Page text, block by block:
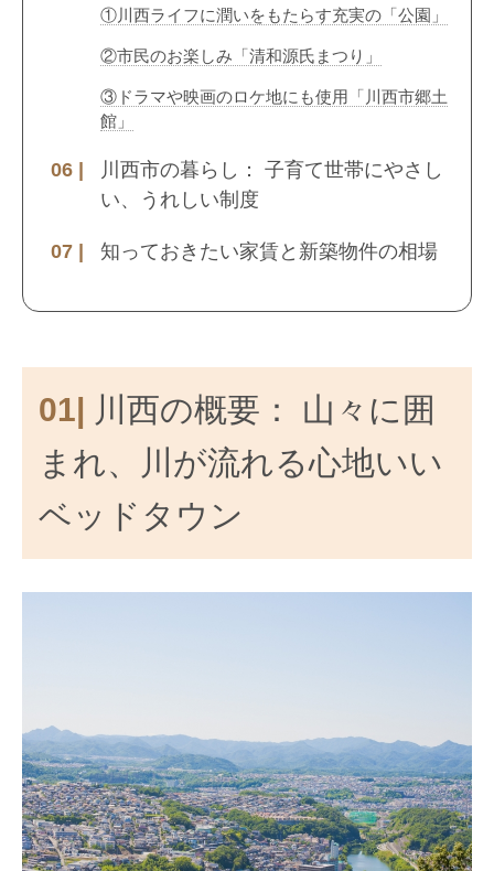
①川西ライフに潤いをもたらす充実の「公園」
②市民のお楽しみ「清和源氏まつり」
③ドラマや映画のロケ地にも使用「川西市郷土
館」
川西市の暮らし： 子育て世帯にやさし
い、うれしい制度
知っておきたい家賃と新築物件の相場
01|
川西の概要： 山々に囲
まれ、川が流れる心地いい
ベッドタウン